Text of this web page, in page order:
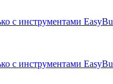
с инструментами
с инструментами